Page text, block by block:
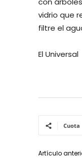
vidrio que
filtre el
El
Cuota
Artículo